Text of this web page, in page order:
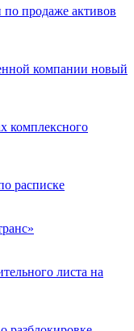
продаже активов
компании новый
комплексного
расписке
листа на